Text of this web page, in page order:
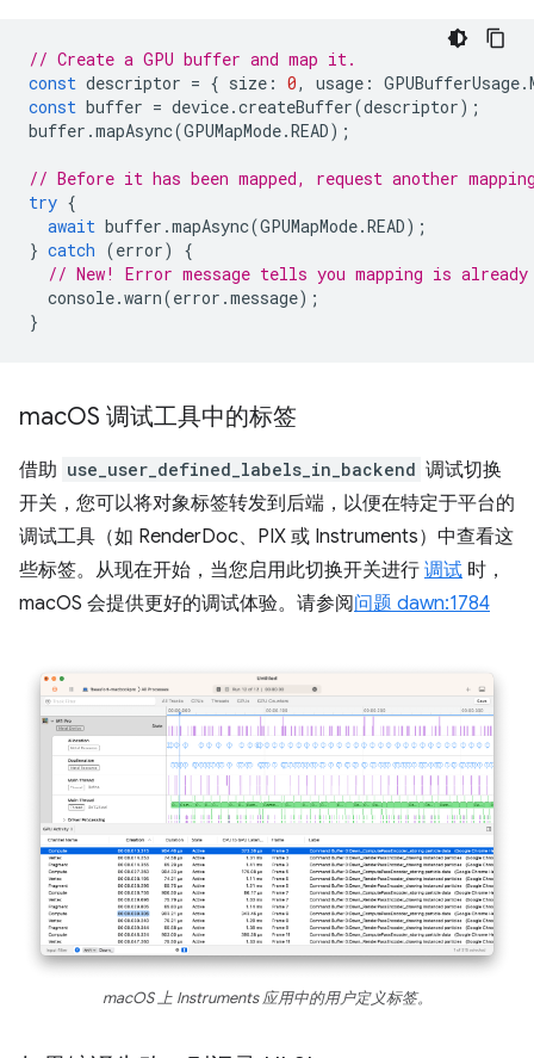
// Create a GPU buffer and map it.
const descriptor = { size : 0, usage : GPUBufferUsage.
const buffer = device.createBuffer(descriptor);
buffer .mapAsync(GPUMapMode.READ);
// Before it has been mapped, request another
try {
await buffer .mapAsync(GPUMapMode.READ);
} catch (error)
{
// New! Error message tells you mapping is already
console.warn(error .message);
}
macOS 调试工具中的标签
借助 use_user_defined_labels_in_backend 调试切换
开关，您可以将对象标签转发到后端，以便在特定于平台的
调试工具（如 RenderDoc、PIX 或 Instruments）中查看这
些标签。从现在开始，当您启用此切换开关进行 调试 时，
macOS 会提供更好的调试体验。请参阅问题 dawn:1784
macOS 上 Instruments 应用中的用户定义标签。